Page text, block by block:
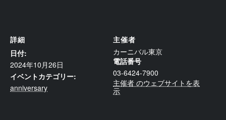
詳細
日付:
2024年10月26日
イベントカテゴリー:
anniversary
主催者
カーニバル東京
電話番号
03-6424-7900
主催者 のウェブサイトを表
示